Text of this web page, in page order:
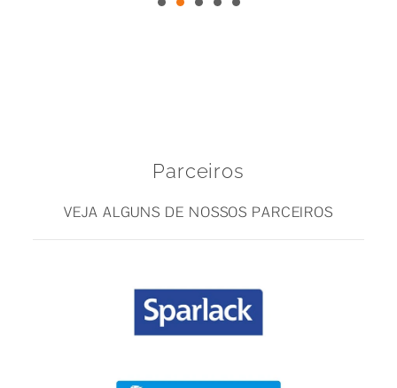
Parceiros
VEJA ALGUNS DE NOSSOS PARCEIROS